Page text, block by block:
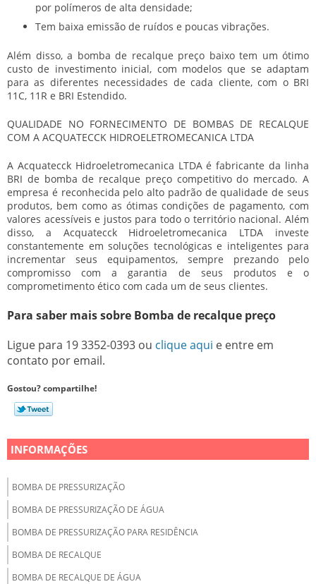
por polímeros de alta densidade;
Tem baixa emissão de ruídos e poucas vibrações.
Além disso, a bomba de recalque preço baixo tem um ótimo
custo de investimento inicial, com modelos que se adaptam
para as diferentes necessidades de cada cliente, com o BRI
11C, 11R e BRI Estendido.
QUALIDADE NO FORNECIMENTO DE BOMBAS DE RECALQUE
COM A ACQUATECCK HIDROELETROMECANICA LTDA
A Acquatecck Hidroeletromecanica LTDA é fabricante da linha
BRI de bomba de recalque preçocompetitivo do mercado. A
empresa é reconhecida pelo alto padrão de qualidade de seus
produtos, bem como as ótimas condições de pagamento, com
valores acessíveis e justos para todo o território nacional. Além
disso, a Acquatecck Hidroeletromecanica LTDA investe
constantemente em soluções tecnológicas e inteligentes para
incrementar seus equipamentos, sempre prezando pelo
compromisso com a garantia de seus produtos e o
comprometimento ético com cada um de seus clientes.
Para saber mais sobre Bomba de recalque preço
Ligue para 19 3352-0393 ou clique aqui e entre em
contato por email.
Gostou? compartilhe!
INFORMAÇÕES
BOMBA DE PRESSURIZAÇÃO
BOMBA DE PRESSURIZAÇÃO DE ÁGUA
BOMBA DE PRESSURIZAÇÃO PARA RESIDÊNCIA
BOMBA DE RECALQUE
BOMBA DE RECALQUE DE ÁGUA